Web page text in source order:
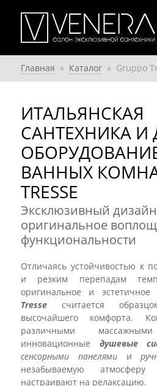
Главная » Каталог » Gruppo
ИТАЛЬЯНСКАЯ
САНТЕХНИКА И
ВАННЫХ
TRESSE
Эксклюзивный
оригинальное
функциональности
Отличаясь устойчивостью к
и резким перепадам
оригинальное и эстетичное
Tresse считается
высочайшего комфорта.
различными
инновационные душевые
сенсорными панелямии
незабываемую
настраивают на релаксацию.